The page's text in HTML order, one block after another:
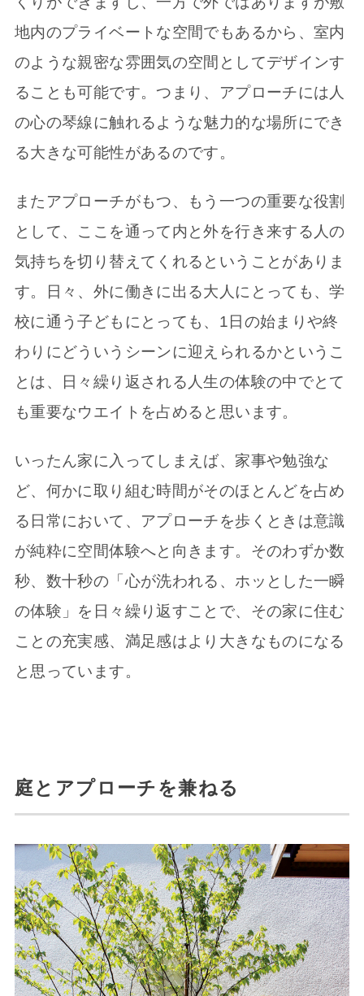
地内のプライベートな空間でもあるから、室内
のような親密な雰囲気の空間としてデザインす
ることも可能です。つまり、アプローチには人
の心の琴線に触れるような魅力的な場所にでき
る大きな可能性があるのです。
またアプローチがもつ、もう一つの重要な役割
として、ここを通って内と外を行き来する人の
気持ちを切り替えてくれるということがありま
す。日々、外に働きに出る大人にとっても、学
校に通う子どもにとっても、1日の始まりや終
わりにどういうシーンに迎えられるかというこ
とは、日々繰り返される人生の体験の中でとて
も重要なウエイトを占めると思います。
いったん家に入ってしまえば、家事や勉強な
ど、何かに取り組む時間がそのほとんどを占め
る日常において、アプローチを歩くときは意識
が純粋に空間体験へと向きます。そのわずか数
秒、数十秒の「心が洗われる、ホッとした一瞬
の体験」を日々繰り返すことで、その家に住む
ことの充実感、満足感はより大きなものになる
と思っています。
庭とアプローチを兼ねる